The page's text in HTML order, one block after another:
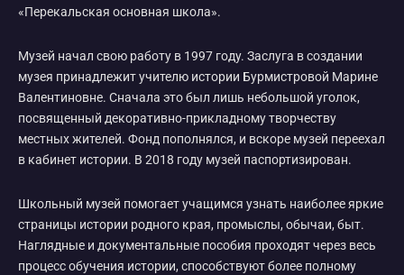
«Перекальская основная школа».
Музей начал свою работу в 1997 году. Заслуга в создании
музея принадлежит учителю истории Бурмистровой Марине
Валентиновне. Сначала это был лишь небольшой уголок,
посвященный декоративно-прикладному творчеству
местных жителей. Фонд пополнялся, и вскоре музей переехал
в кабинет истории. В 2018 году музей паспортизирован.
Школьный музей помогает учащимся узнать наиболее яркие
страницы истории родного края, промыслы, обычаи, быт.
Наглядные и документальные пособия проходят через весь
процесс обучения истории, способствуют более полному